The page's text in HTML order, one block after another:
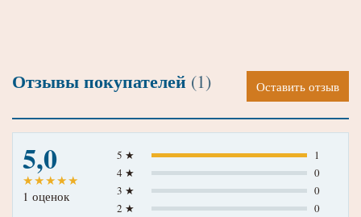
Отзывы покупателей (1) Оставить отзыв
5,0
★★★★★
1 оценок
5 ★
1
4 ★
0
3 ★
0
2 ★
0